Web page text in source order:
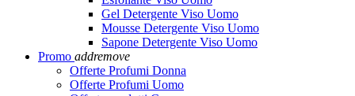
Gel Detergente Viso Uomo
Mousse Detergente Viso Uomo
Sapone Detergente Viso Uomo
Promo addremove
Offerte Profumi Donna
Offerte Profumi Uomo